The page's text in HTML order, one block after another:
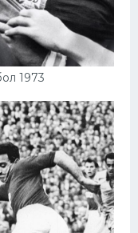
1973